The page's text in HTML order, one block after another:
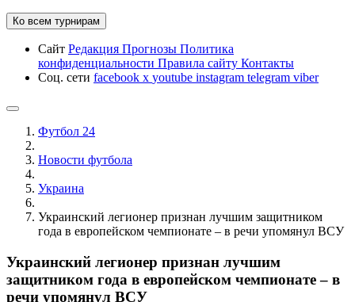
Ко всем турнирам
Сайт Редакция Прогнозы Политика
конфиденциальности Правила сайту Контакты
Соц. сети facebook x youtube instagram telegram viber
Футбол 24
Новости футбола
Украина
Украинский легионер признан лучшим защитником
года в европейском чемпионате – в речи упомянул ВСУ
Украинский легионер признан лучшим
защитником года в европейском чемпионате – в
речи упомянул ВСУ